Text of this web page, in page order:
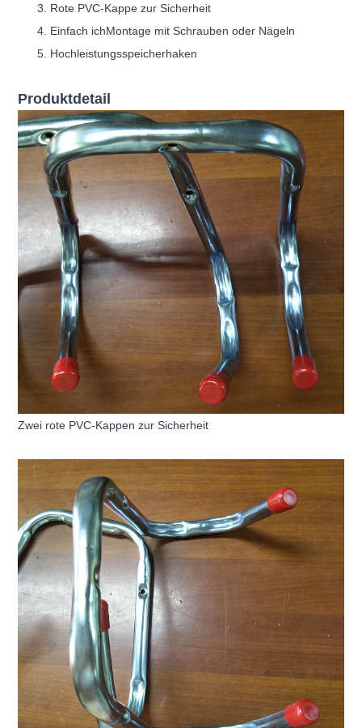
Rote PVC-Kappe zur Sicherheit
Einfach ichMontage mit Schrauben oder Nägeln
Hochleistungsspeicherhaken
Produktdetail
Zwei rote PVC-Kappen zur Sicherheit